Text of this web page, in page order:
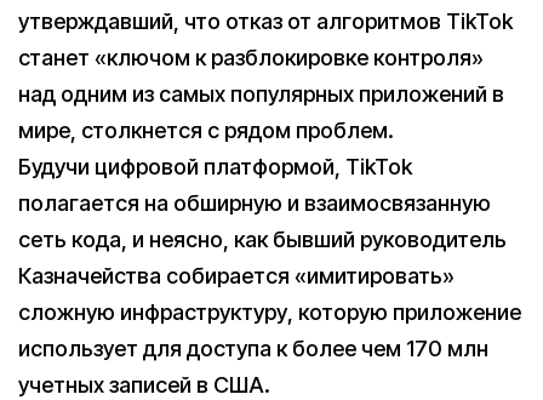
утверждавший, что отказ от алгоритмов TikTok
станет «ключом к разблокировке контроля»
над одним из самых популярных приложений в
мире, столкнется с рядом проблем.
Будучи цифровой платформой, TikTok
полагается на обширную и взаимосвязанную
сеть кода, и неясно, как бывший руководитель
Казначейства собирается «имитировать»
сложную инфраструктуру, которую приложение
использует для доступа к более чем 170 млн
учетных записей в США.